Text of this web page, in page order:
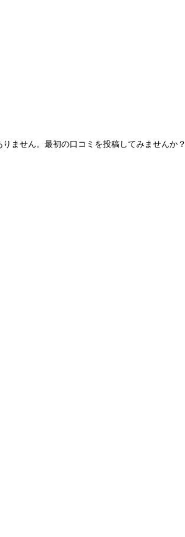
りません。最初の口コミを投稿してみませんか？